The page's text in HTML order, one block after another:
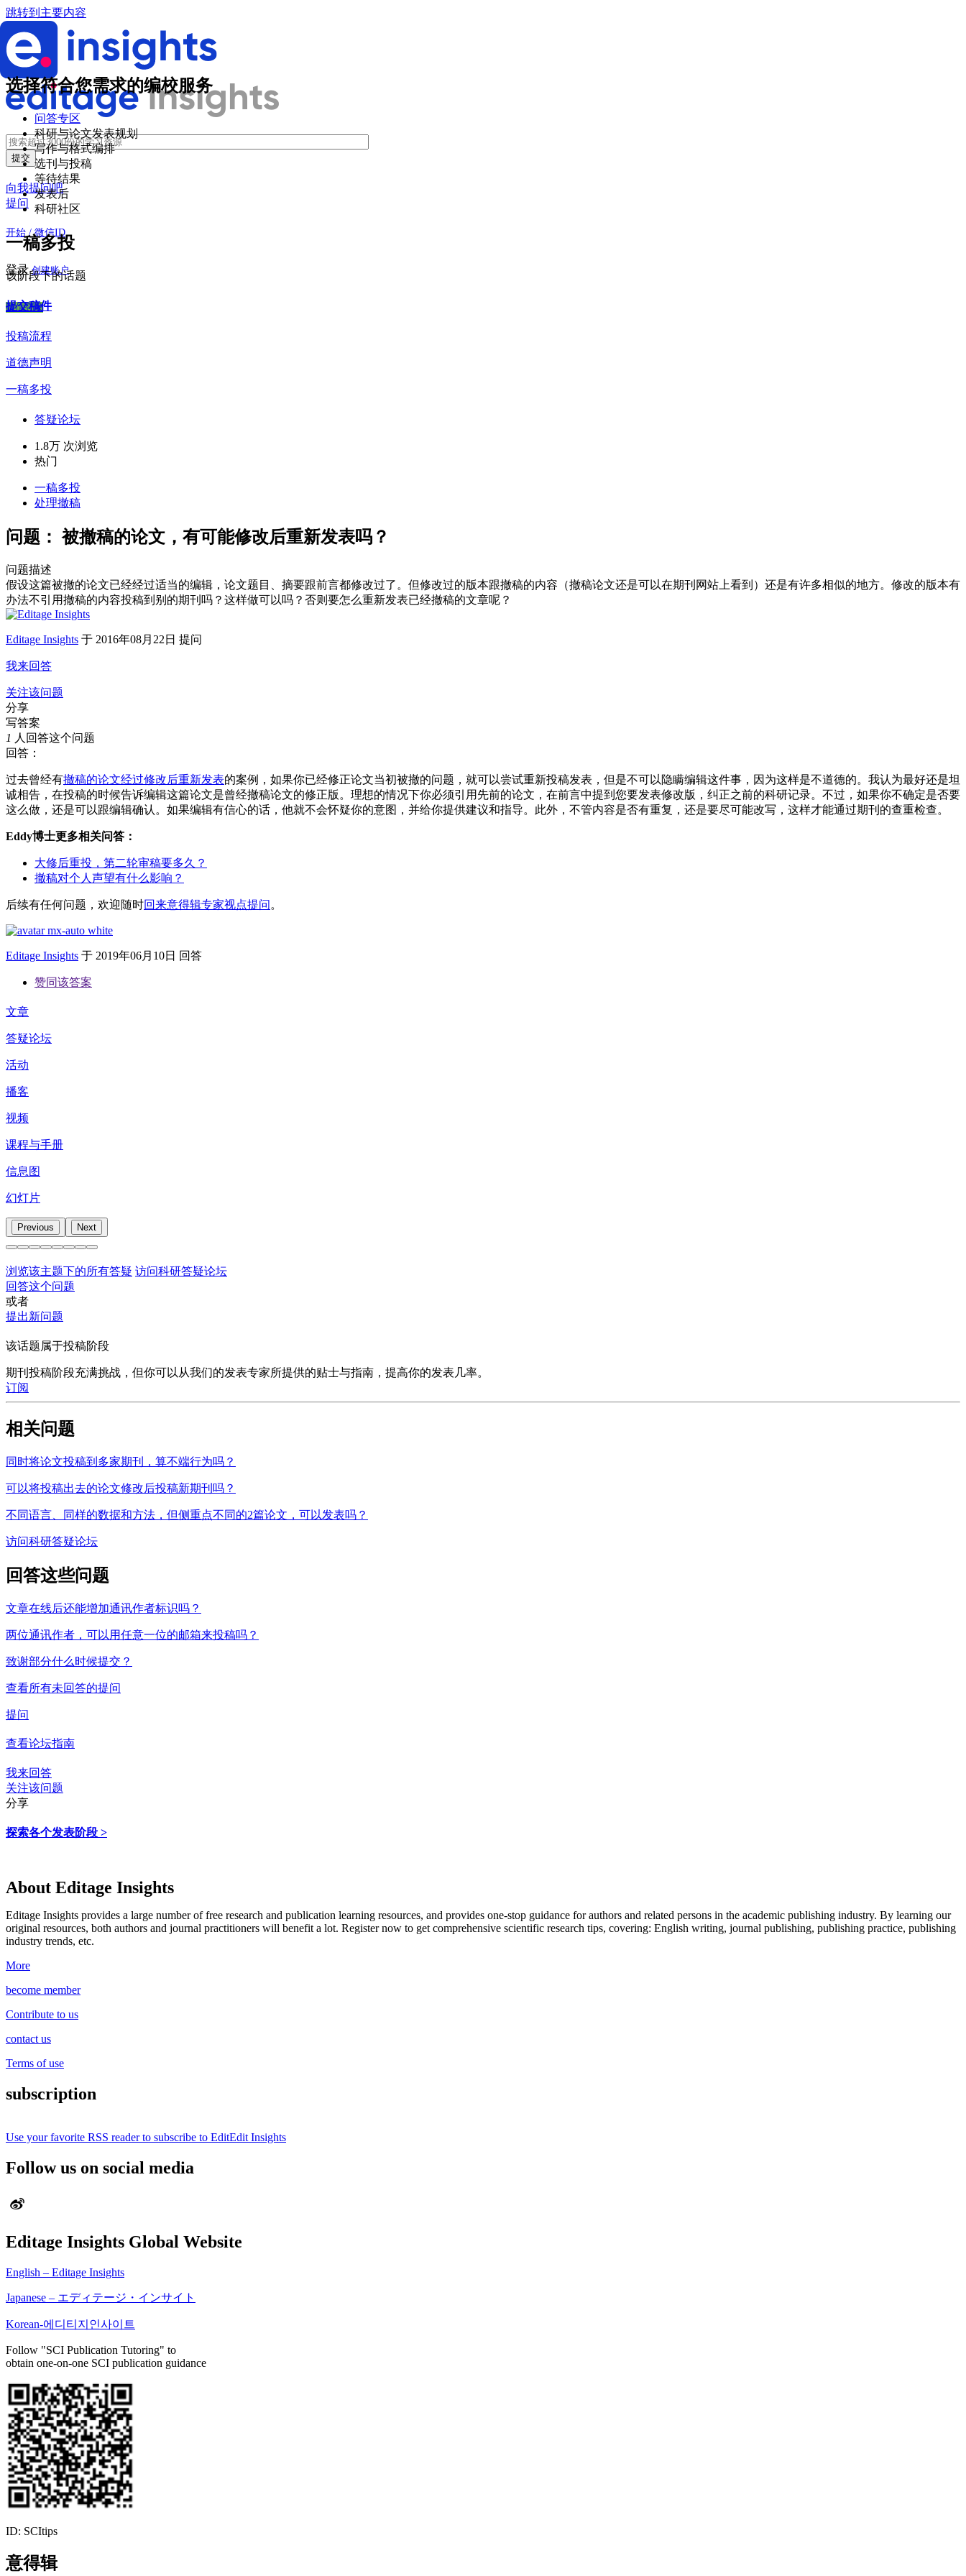
跳转到主要内容
向我提问吧
提问
开始 / 微信ID
登录 创建账户
微信登录
选择符合您需求的编校服务
问答专区
科研与论文发表规划
写作与格式编排
选刊与投稿
等待结果
发表后
科研社区
一稿多投
该阶段下的话题
提交稿件
投稿流程
道德声明
一稿多投
答疑论坛
1.8万 次浏览
热门
一稿多投
处理撤稿
问题：被撤稿的论文，有可能修改后重新发表吗？
问题描述
假设这篇被撤的论文已经经过适当的编辑，论文题目、摘要跟前言都修改过了。但修改过的版本跟撤稿的内容（撤稿论文还是可以在期刊网站上看到）还是有许多相似的地方。修改的版本有
办法不引用撤稿的内容投稿到别的期刊吗？这样做可以吗？否则要怎么重新发表已经撤稿的文章呢？
Editage Insights 于 2016年08月22日 提问
我来回答
关注该问题
分享
写答案
1 人回答这个问题
回答：
过去曾经有撤稿的论文经过修改后重新发表的案例，如果你已经修正论文当初被撤的问题，就可以尝试重新投稿发表，但是不可以隐瞒编辑这件事，因为这样是不道德的。我认为最好还是坦
诚相告，在投稿的时候告诉编辑这篇论文是曾经撤稿论文的修正版。理想的情况下你必须引用先前的论文，在前言中提到您要发表修改版，纠正之前的科研记录。不过，如果你不确定是否要
这么做，还是可以跟编辑确认。如果编辑有信心的话，他就不会怀疑你的意图，并给你提供建议和指导。此外，不管内容是否有重复，还是要尽可能改写，这样才能通过期刊的查重检查。
Eddy博士更多相关问答：
大修后重投，第二轮审稿要多久？
撤稿对个人声望有什么影响？
后续有任何问题，欢迎随时回来意得辑专家视点提问 。
Editage Insights 于 2019年06月10日 回答
赞同该答案
文章
答疑论坛
活动
播客
视频
课程与手册
信息图
幻灯片
Previous Next
浏览该主题下的所有答疑 访问科研答疑论坛
回答这个问题
或者
提出新问题
该话题属于投稿阶段
期刊投稿阶段充满挑战，但你可以从我们的发表专家所提供的贴士与指南，提高你的发表几率。
订阅
相关问题
同时将论文投稿到多家期刊，算不端行为吗？
可以将投稿出去的论文修改后投稿新期刊吗？
不同语言、同样的数据和方法，但侧重点不同的2篇论文，可以发表吗？
访问科研答疑论坛
回答这些问题
文章在线后还能增加通讯作者标识吗？
两位通讯作者，可以用任意一位的邮箱来投稿吗？
致谢部分什么时候提交？
查看所有未回答的提问
提问
查看论坛指南
我来回答
关注该问题
分享
探索各个发表阶段 >
About Editage Insights
Editage Insights provides a large number of free research and publication learning resources, and provides one-stop guidance for authors and related persons in the academic publishing industry. By learning our
original resources, both authors and journal practitioners will benefit a lot. Register now to get comprehensive scientific research tips, covering: English writing, journal publishing, publishing practice, publishing
industry trends, etc.
More
become member
Contribute to us
contact us
Terms of use
subscription
Use your favorite RSS reader to subscribe to EditEdit Insights
Follow us on social media
Editage Insights Global Website
English – Editage Insights
Japanese – エディテージ・インサイト
Korean-에디티지인사이트
Follow "SCI Publication Tutoring" to
obtain one-on-one SCI publication guidance
ID: SCItips
意得辑